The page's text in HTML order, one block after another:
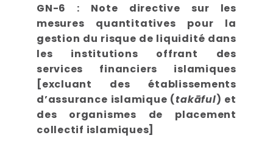
GN-6 : Note directive sur les
mesures quantitatives pour la
gestion du risque de liquidité dans
les institutions offrant des
services financiers islamiques
[excluant des établissements
d’assurance islamique (takāful) et
des organismes de placement
collectif islamiques]